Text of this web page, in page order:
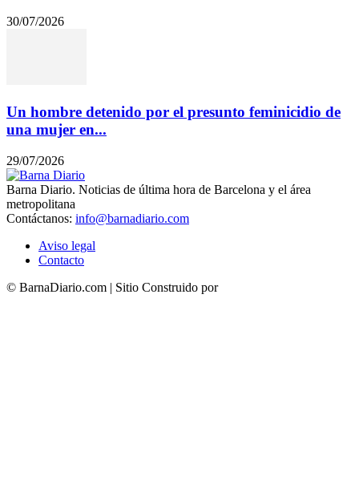
30/07/2026
Un hombre detenido por el presunto feminicidio de
una mujer en...
29/07/2026
Barna Diario. Noticias de última hora de Barcelona y el área
metropolitana
Contáctanos: info@barnadiario.com
Aviso legal
Contacto
© BarnaDiario.com | Sitio Construido por